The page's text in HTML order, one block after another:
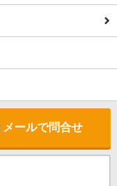
メールで問合せ